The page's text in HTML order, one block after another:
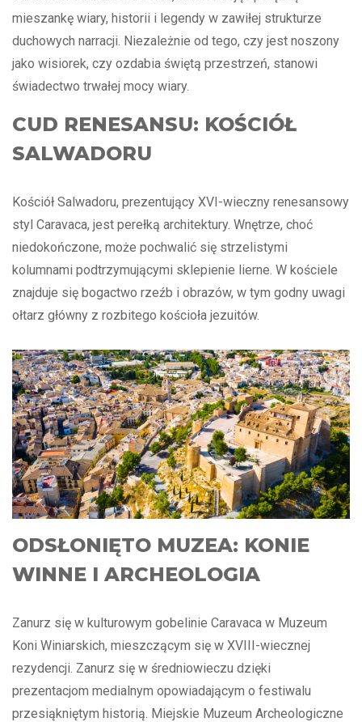
mieszankę wiary, historii i legendy w zawiłej strukturze
duchowych narracji. Niezależnie od tego, czy jest noszony
jako wisiorek, czy ozdabia świętą przestrzeń, stanowi
świadectwo trwałej mocy wiary.
CUD RENESANSU: KOŚCIÓŁ
SALWADORU
Kościół Salwadoru, prezentujący XVI-wieczny renesansowy
styl Caravaca, jest perełką architektury. Wnętrze, choć
niedokończone, może pochwalić się strzelistymi
kolumnami podtrzymującymi sklepienie lierne. W kościele
znajduje się bogactwo rzeźb i obrazów, w tym godny uwagi
ołtarz główny z rozbitego kościoła jezuitów.
ODSŁONIĘTO MUZEA: KONIE
WINNE I ARCHEOLOGIA
Zanurz się w kulturowym gobelinie Caravaca w Muzeum
Koni Winiarskich, mieszczącym się w XVIII-wiecznej
rezydencji. Zanurz się w średniowieczu dzięki
prezentacjom medialnym opowiadającym o festiwalu
przesiąkniętym historią. Miejskie Muzeum Archeologiczne